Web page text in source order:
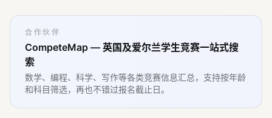
合作伙伴
CompeteMap — 英国及爱尔兰学生竞赛一站式搜
索
数学、编程、科学、写作等各类竞赛信息汇总，支持按年龄
和科目筛选，再也不错过报名截止日。